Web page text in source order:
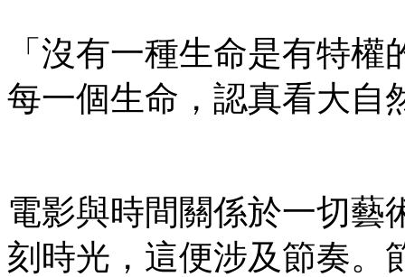
「沒有一種生命是有特
每一個生命，認真看大自
電影與時間關係於一切藝
刻時光，這便涉及節奏。